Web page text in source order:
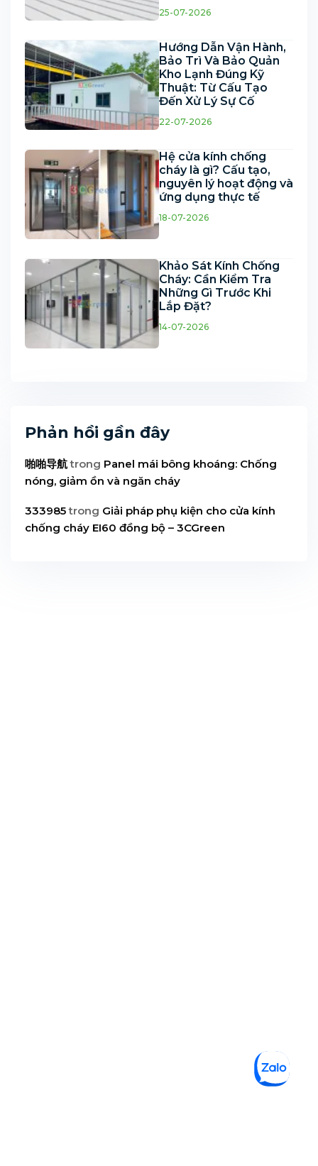
25-07-2026
Hướng Dẫn Vận Hành,
Bảo Trì Và Bảo Quản
Kho Lạnh Đúng Kỹ
Thuật: Từ Cấu Tạo
Đến Xử Lý Sự Cố
22-07-2026
Hệ cửa kính chống
cháy là gì? Cấu tạo,
nguyên lý hoạt động và
ứng dụng thực tế
18-07-2026
Khảo Sát Kính Chống
Cháy: Cần Kiểm Tra
Những Gì Trước Khi
Lắp Đặt?
14-07-2026
Phản hồi gần đây
啪啪导航trong Panel mái bông khoáng: Chống
nóng, giảm ồn và ngăn cháy
333985trong Giải pháp phụ kiện cho cửa kính
chống cháy EI60 đồng bộ – 3CGreen